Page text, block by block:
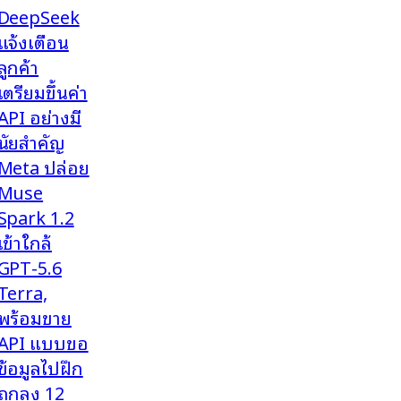
DeepSeek
แจ้งเตือน
กค้า
เตรียมขึ้นค่า
อย่างมี
ยสำคัญ
Meta ปล่อย
Muse
1.2
เข้าใกล้
5.6
ร้อมขาย
แบบขอ
อมูลไปฝึก
กลง 12